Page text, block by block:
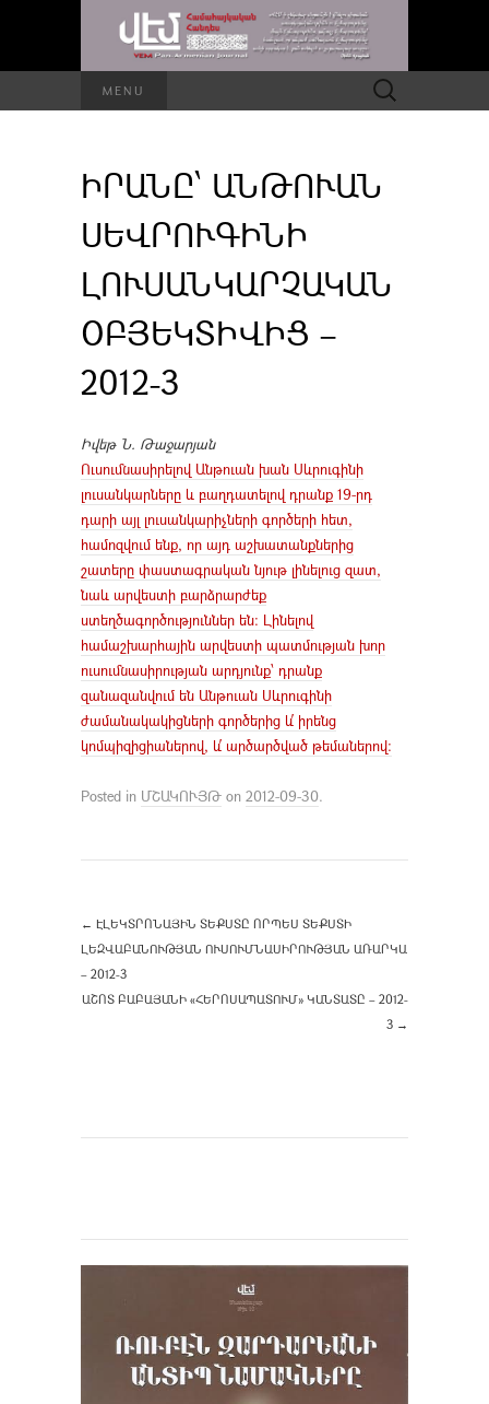
MENU Որոնել՝
ԻՐԱՆԸ՝ ԱՆԹՈՒԱՆ
ՍԵՎՐՈՒԳԻՆԻ
ԼՈՒՍԱՆԿԱՐՉԱԿԱՆ
ՕԲՅԵԿՏԻՎԻՑ –
2012-3
Իվեթ Ն. Թաջարյան
Ուսումնասիրելով Անթուան խան Սևրուգինի
լուսանկարները և բաղդատելով դրանք 19-րդ
դարի այլ լուսանկարիչների գործերի հետ,
համոզվում ենք, որ այդ աշխատանքներից
շատերը փաստագրական նյութ լինելուց զատ,
նաև արվեստի բարձրարժեք
ստեղծագործություններ են: Լինելով
համաշխարհային արվեստի պատմության խոր
ուսումնասիրության արդյունք՝ դրանք
զանազանվում են Անթուան Սևրուգինի
ժամանակակիցների գործերից և՛ իրենց
կոմպիզիցիաներով, և՛ արծարծված թեմաներով:
Posted in ՄՇԱԿՈՒՅԹ on 2012-09-30.
← ԷԼԵԿՏՐՈՆԱՅԻՆ ՏԵՔՍՏԸ ՈՐՊԵՍ ՏԵՔՍՏԻ
ԼԵԶՎԱԲԱՆՈՒԹՅԱՆ ՈՒՍՈՒՄՆԱՍԻՐՈՒԹՅԱՆ ԱՌԱՐԿԱ
– 2012-3
ԱՇՈՏ ԲԱԲԱՅԱՆԻ «ՀԵՐՈՍԱՊԱՏՈՒՄ» ԿԱՆՏԱՏԸ – 2012-
3 →